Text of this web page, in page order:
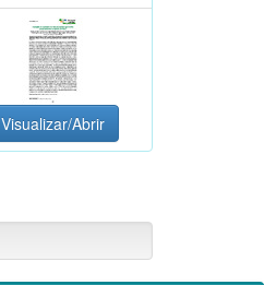
Visualizar/Abrir